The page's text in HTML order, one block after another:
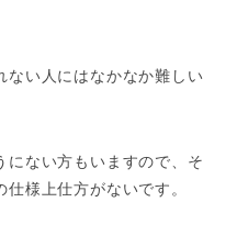
ない人にはなかなか難しい
にない方もいますので、そ
様上仕方がないです。